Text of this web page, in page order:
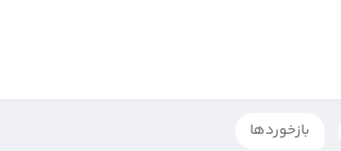
بازخوردها